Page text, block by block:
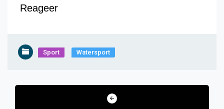
Reageer
Sport Watersport
Bericht